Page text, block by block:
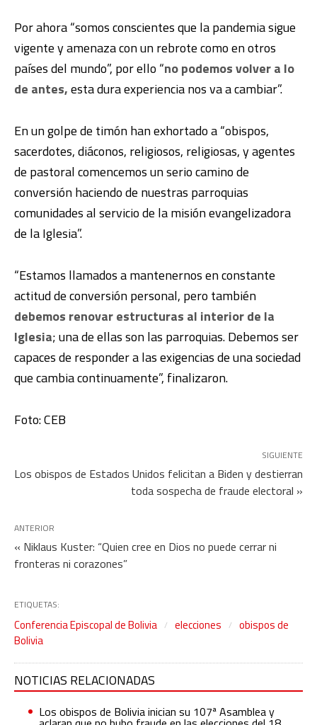
Por ahora “somos conscientes que la pandemia sigue
vigente y amenaza con un rebrote como en otros
países del mundo”, por ello “no podemos volver a lo
de antes,esta dura experiencia nos va a cambiar”.
En un golpe de timón han exhortado a “obispos,
sacerdotes, diáconos, religiosos, religiosas, y agentes
de pastoral comencemos un serio camino de
conversión haciendo de nuestras parroquias
comunidades al servicio de la misión evangelizadora
de la Iglesia”.
“Estamos llamados a mantenernos en constante
actitud de conversión personal, pero también
debemos renovar estructuras al interior de la
Iglesia; una de ellas son las parroquias. Debemos ser
capaces de responder a las exigencias de una sociedad
que cambia continuamente”, finalizaron.
Foto: CEB
SIGUIENTE
Los obispos de Estados Unidos felicitan a Biden y destierran
toda sospecha de fraude electoral »
ANTERIOR
« Niklaus Kuster: “Quien cree en Dios no puede cerrar ni
fronteras ni corazones”
ETIQUETAS:
Conferencia Episcopal de Bolivia elecciones
obispos de
Bolivia
NOTICIAS RELACIONADAS
Los obispos de Bolivia inician su 107ª Asamblea y